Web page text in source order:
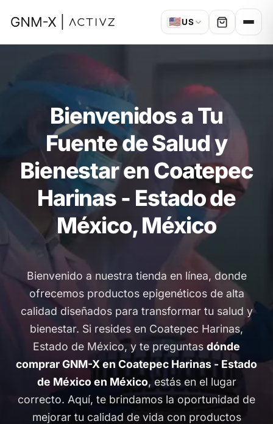
🇺🇸US
Bienvenidos a Tu
Fuente de Salud y
Bienestar en Coatepec
Harinas - Estado de
México, México
Bienvenido a nuestra tienda en línea, donde
ofrecemos productos epigenéticos de alta
calidad diseñados para transformar tu salud y
bienestar. Si resides en Coatepec Harinas,
Estado de México, y te preguntas dónde
comprar GNM-X en Coatepec Harinas - Estado
de México en México, estás en el lugar
correcto. Aquí, te brindamos la oportunidad de
mejorar tu calidad de vida con productos